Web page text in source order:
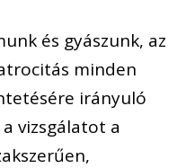
és gyászunk, az
minden
irányuló
vizsgálatot a